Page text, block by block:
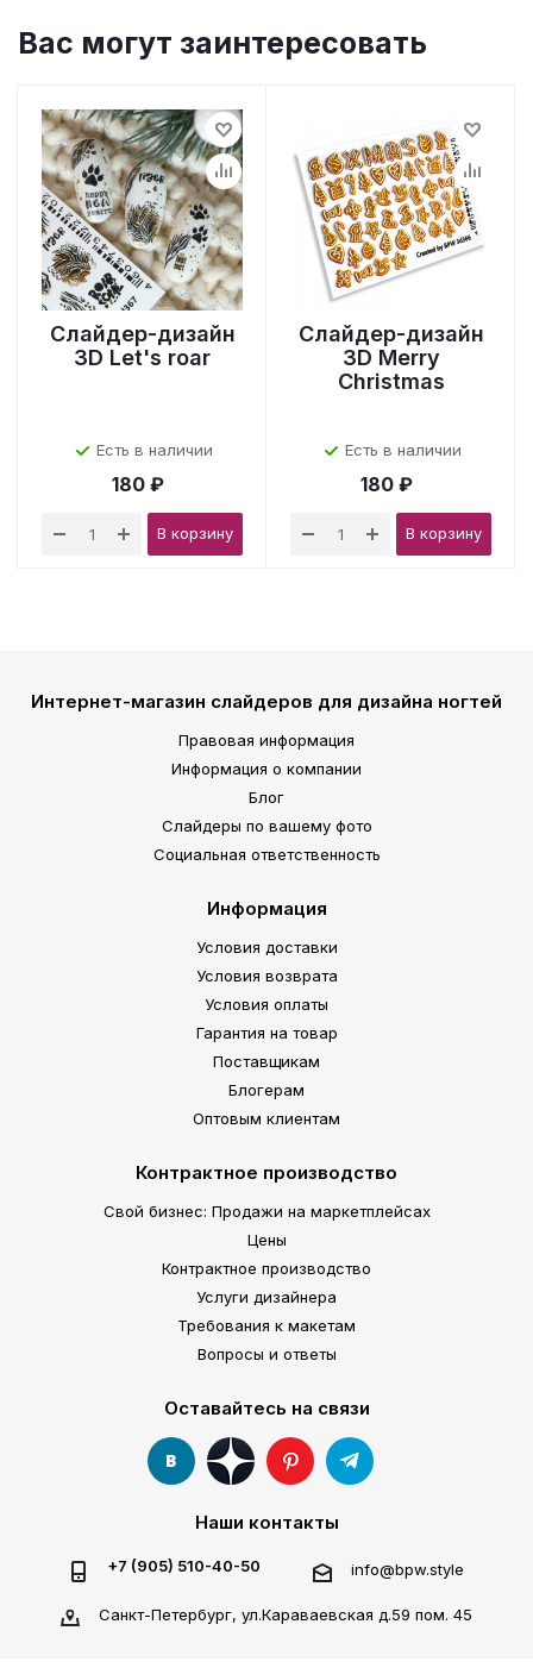
Вас могут заинтересовать
Слайдер-дизайн
3D Let's roar
Есть в наличии
180 ₽
В корзину
Слайдер-дизайн
3D Merry
Christmas
Есть в наличии
180 ₽
В корзину
Интернет-магазин слайдеров для дизайна ногтей
Правовая информация
Информация о компании
Блог
Слайдеры по вашему фото
Социальная ответственность
Информация
Условия доставки
Условия возврата
Условия оплаты
Гарантия на товар
Поставщикам
Блогерам
Оптовым клиентам
Контрактное производство
Свой бизнес: Продажи на маркетплейсах
Цены
Контрактное производство
Услуги дизайнера
Требования к макетам
Вопросы и ответы
Оставайтесь на связи
Наши контакты
+7 (905) 510-40-50 info@bpw.style
Санкт-Петербург, ул.Караваевская д.59 пом. 45